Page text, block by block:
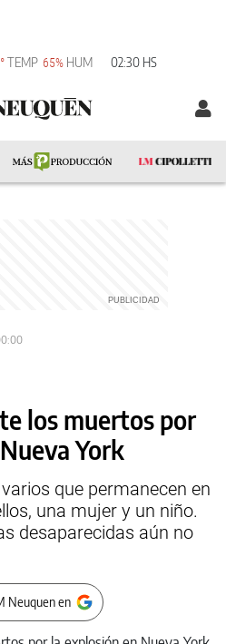
TEMP 65% HUM 02:30 HS
los muertos por
York
que permanecen en
una mujer y un niño.
desaparecidas aún no
Neuquen en